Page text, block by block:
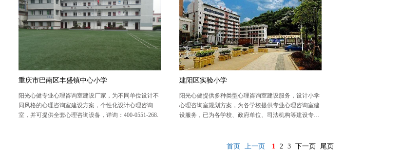
重庆市巴南区丰盛镇中心小学
阳光心健专业心理咨询室建设厂家，为不同单位设计不
同风格的心理咨询室建设方案，个性化设计心理咨询
室，并可提供全套心理咨询设备，详询：400-0551-268.
建阳区实验小学
阳光心健提供多种类型心理咨询室建设服务，设计小学
心理咨询室规划方案，为各学校提供专业心理咨询室建
设服务，已为各学校、政府单位、司法机构等建设专业
首页 上一页 1 2 3 下一页 尾页